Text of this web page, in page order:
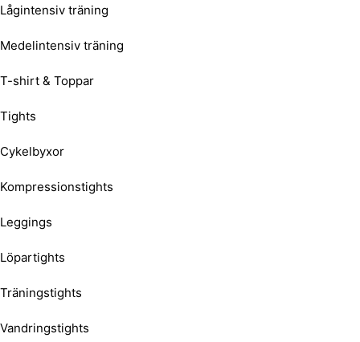
Lågintensiv träning
Medelintensiv träning
T-shirt & Toppar
Tights
Cykelbyxor
Kompressionstights
Leggings
Löpartights
Träningstights
Vandringstights